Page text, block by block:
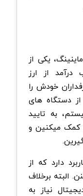
یکی از
از ارز
خودش را
دستگاه های
به تایید
کمک میکنین و
دارد که از
البته برخلاف
نیاز به